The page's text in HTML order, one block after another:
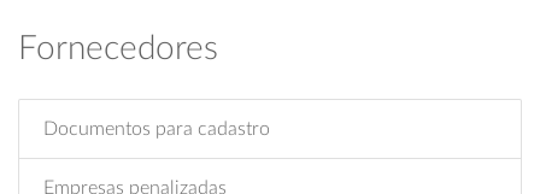
Fornecedores
Documentos para cadastro
Empresas penalizadas